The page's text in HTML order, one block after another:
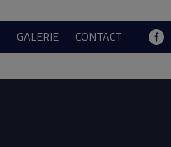
GALERIE CONTACT